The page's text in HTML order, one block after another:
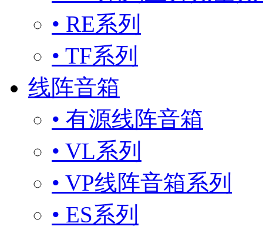
• RE系列
• TF系列
线阵音箱
• 有源线阵音箱
• VL系列
• VP线阵音箱系列
• ES系列